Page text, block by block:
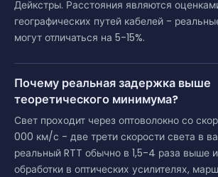
Дейкстры. Расстояния являются
географических путей кабелей -
могут отличаться на 5-15%.
Почему реальная задержка выше
теоретического минимума?
Свет проходит через оптоволокно со
000 км/с - две трети скорости света в
реальный RTT обычно в 1,5-4 раза выше
обработки в оптических усилителях,